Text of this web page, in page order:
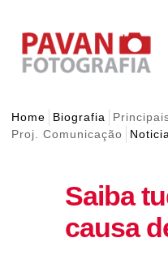
Home Biografia
Proj. Comunicação
Saiba
causa